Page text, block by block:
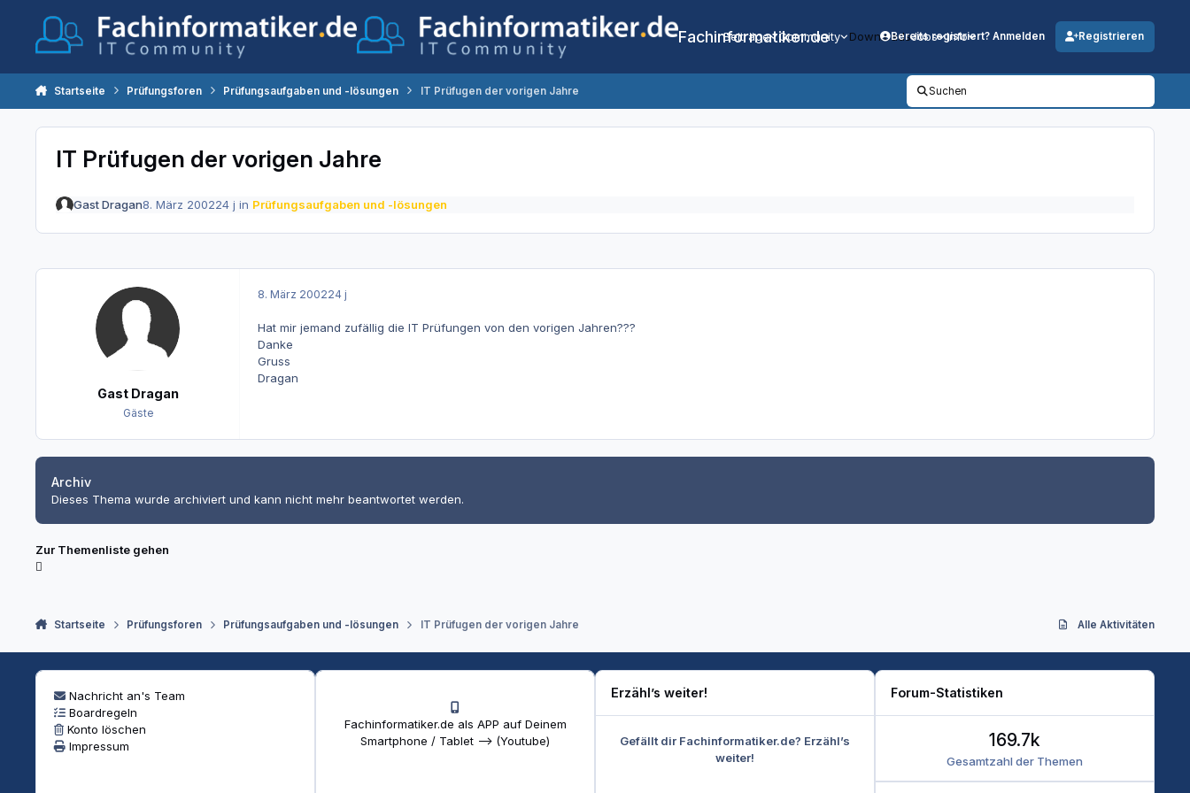
Fachinformatiker.de
Beiträge Community DownloadsJobs Info
Bereits registriert? Anmelden Registrieren
Startseite Prüfungsforen Prüfungsaufgaben und -lösungen IT Prüfugen der vorigen Jahre Suchen
IT Prüfugen der vorigen Jahre
Gast Dragan8. März 200224 j in Prüfungsaufgaben und -lösungen
Gast Dragan
Gäste
8. März 200224 j
Hat mir jemand zufällig die IT Prüfungen von den vorigen Jahren???
Danke
Gruss
Dragan
Archiv
Dieses Thema wurde archiviert und kann nicht mehr beantwortet werden.
Zur Themenliste gehen
Startseite Prüfungsforen Prüfungsaufgaben und -lösungen IT Prüfugen der vorigen Jahre Alle Aktivitäten
Nachricht an's Team
Boardregeln
Konto löschen
Impressum
Fachinformatiker.de als APP auf Deinem
Smartphone / Tablet --> (Youtube)
Erzähl’s weiter!
Gefällt dir Fachinformatiker.de? Erzähl’s
weiter!
Forum-Statistiken
Gesamtzahl der Themen
169.7k